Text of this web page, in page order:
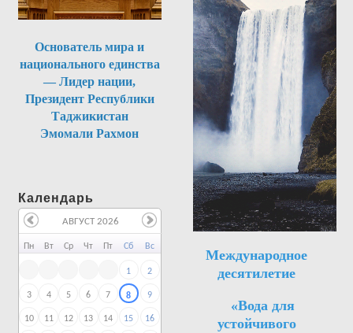
Основатель мира и
национального единства
— Лидер нации,
Президент Республики
Таджикистан
Эмомали Рахмон
Календарь
Пн Вт Ср Чт Пт Сб Вс
1 2
3 4 5 6 7 8 9
10 11 12 13 14 15 16
АВГУСТ 2026
Международное
десятилетие
«Вода для
устойчивого